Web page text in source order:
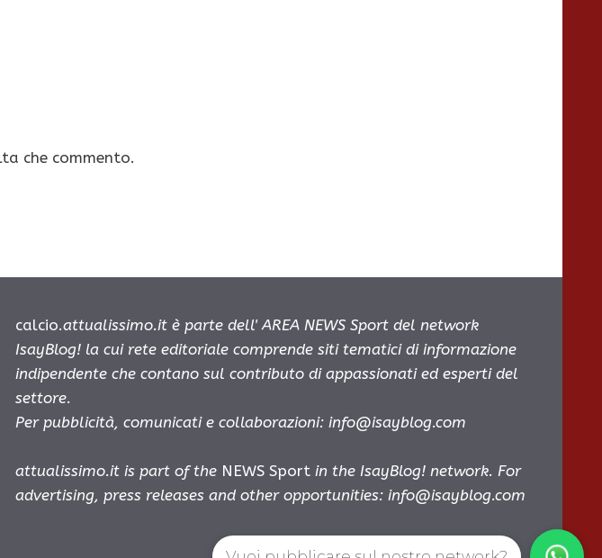
che commento.
calcio.attualissimo.it è parte dell' AREA NEWS Sport del network
IsayBlog! la cui rete editoriale comprende siti tematici di informazione
indipendente che contano sul contributo di appassionati ed esperti del
settore.
Per pubblicità, comunicati e collaborazioni: info@isayblog.com
attualissimo.it is part of the NEWS Sport in the IsayBlog! network. For
advertising, press releases and other opportunities: info@isayblog.com